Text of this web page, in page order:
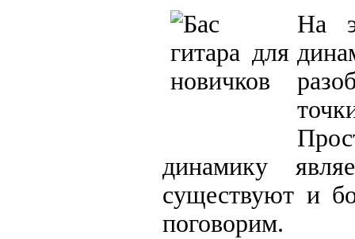
На
динамику
существуют и
поговорим.